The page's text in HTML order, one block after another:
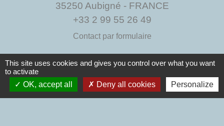
35250 Aubigné - FRANCE
+33 2 99 55 26 49
Contact par formulaire
Liens institutionnels
This site uses cookies and gives you control over what you want
to activate
OK, accept all
Deny all cookies Personalize